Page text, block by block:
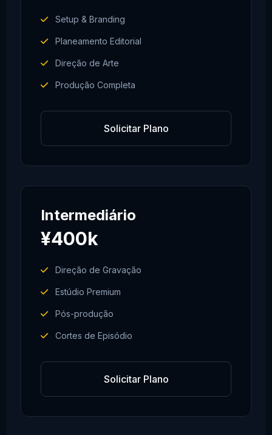
Setup & Branding
Planeamento Editorial
Direção de Arte
Produção Completa
Solicitar Plano
Intermediário
¥400k
Direção de Gravação
Estúdio Premium
Pós-produção
Cortes de Episódio
Solicitar Plano